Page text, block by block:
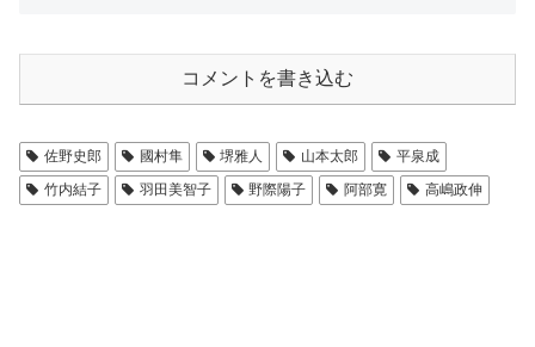
コメントを書き込む
佐野史郎 國村隼 堺雅人 山本太郎
平泉成
竹内結子
羽田美智子 野際陽子 阿部寛 高嶋政伸